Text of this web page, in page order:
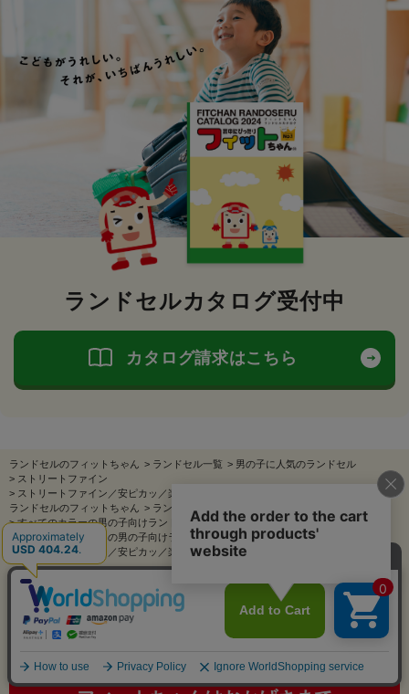
ランドセルカタログ受付中
カタログ請求はこちら
ランドセルのフィットちゃん > ランドセル一覧 > 男の子に人気のランドセル
> ストリートファイン
> ストリートファイン／安ピカッ／楽ッション（FIT-261AZR） クロ×レッド
ランドセルのフィットちゃん > ランドセル一覧
>すべてのカラーの男の子向けランドセル
>黒（クロ・グレー）の男の子向けランドセル
>ストリートファイン／安ピカッ／楽ッション（FIT-261AZR） クロ×レッド
今年も